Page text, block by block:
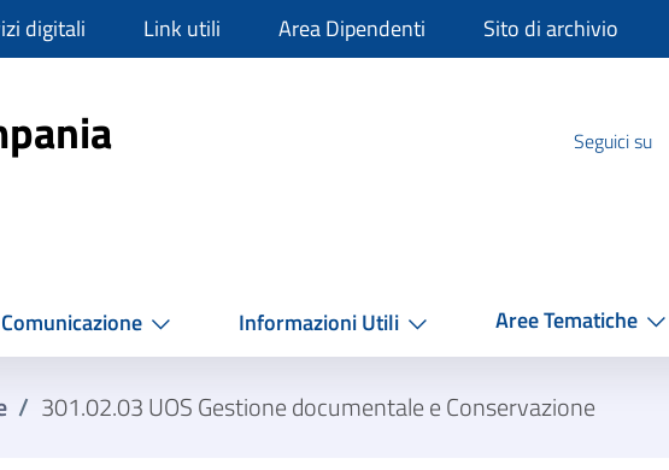
digitali Link utili Area Dipendenti Sito di archivio
Seguici su
Comunicazione Informazioni Utili Aree Tematiche
/ 301.02.03 UOS Gestione documentale e Conservazione